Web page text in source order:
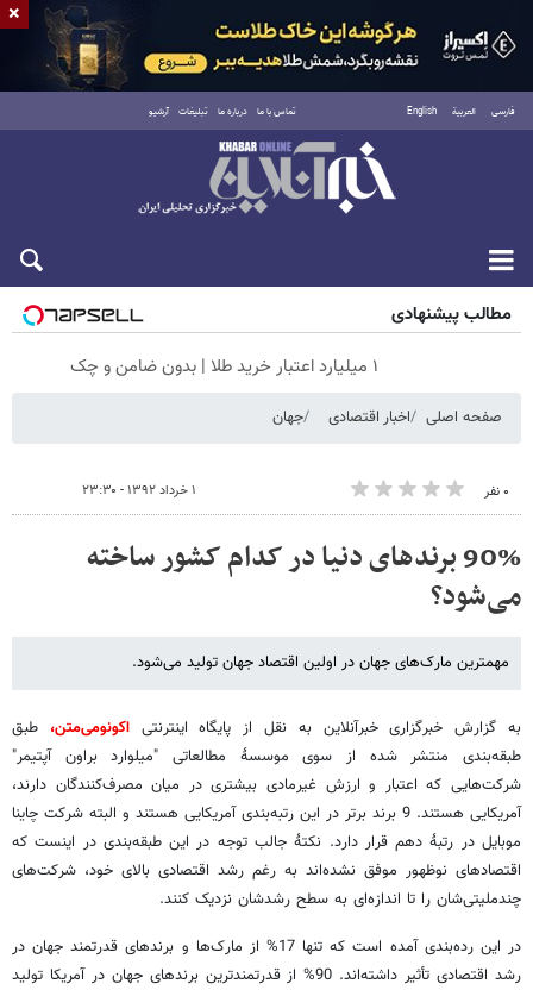
فارسی العربية English تماس با ما درباره ما تبلیغات آرشیو
پنجشنبه ۱۵ مرداد ۱۴۰۵
مطالب پیشنهادی
۱ میلیارد اعتبار خرید طلا | بدون ضامن و چک
صفحه اصلی اخبار اقتصادی جهان
۰ نفر ۱ خرداد ۱۳۹۲ - ۲۳:۳۰
90% برندهای دنیا در کدام کشور ساخته
می‌شود؟
مهمترین مارک‌های جهان در اولین اقتصاد جهان تولید می‌شود.
به گزارش خبرگزاری خبرآنلاین به نقل از پایگاه اینترنتیاکونومی‌متن، طبق
طبقه‌بندی منتشر شده از سوی موسسۀ مطالعاتی "میلوارد براون آپتیمر"
شرکت‌هایی که اعتبار و ارزش غیرمادی بیشتری در میان مصرف‌کنندگان دارند،
آمریکایی هستند. 9 برند برتر در این رتبه‌بندی آمریکایی هستند و البته شرکت چاینا
موبایل در رتبۀ دهم قرار دارد. نکتۀ جالب توجه در این طبقه‌بندی در اینست که
اقتصادهای نوظهور موفق نشده‌اند به رغم رشد اقتصادی بالای خود، شرکت‌های
چندملیتی‌شان را تا اندازه‌ای به سطح رشدشان نزدیک کنند.
در این رده‌بندی آمده است که تنها 17% از مارک‌ها و برندهای قدرتمند جهان در
رشد اقتصادی تأثیر داشته‌اند. 90% از قدرتمندترین برندهای جهان در آمریکا تولید
×